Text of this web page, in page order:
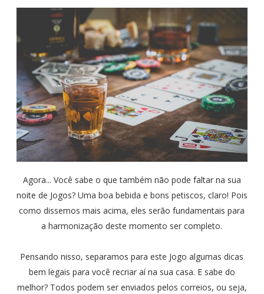
Agora... Você sabe o que também não pode faltar na sua
noite de Jogos? Uma boa bebida e bons petiscos, claro! Pois
como dissemos mais acima, eles serão fundamentais para
a harmonização deste momento ser completo.
Pensando nisso, separamos para este Jogo algumas dicas
bem legais para você recriar aí na sua casa. E sabe do
melhor? Todos podem ser enviados pelos correios, ou seja,